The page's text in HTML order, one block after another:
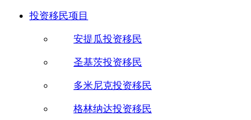
投资移民项目
安提瓜投资移民
圣基茨投资移民
多米尼克投资移民
格林纳达投资移民